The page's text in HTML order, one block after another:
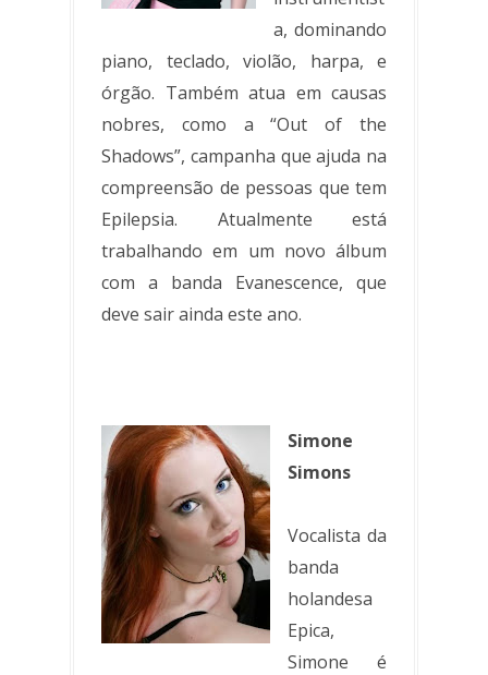
a, dominando
piano, teclado, violão, harpa, e
órgão. Também atua em causas
nobres, como a “Out of the
Shadows”, campanha que ajuda na
compreensão de pessoas que tem
Epilepsia. Atualmente está
trabalhando em um novo álbum
com a banda Evanescence, que
deve sair ainda este ano.
Simone
Simons
Vocalista da
banda
holandesa
Epica,
Simone é